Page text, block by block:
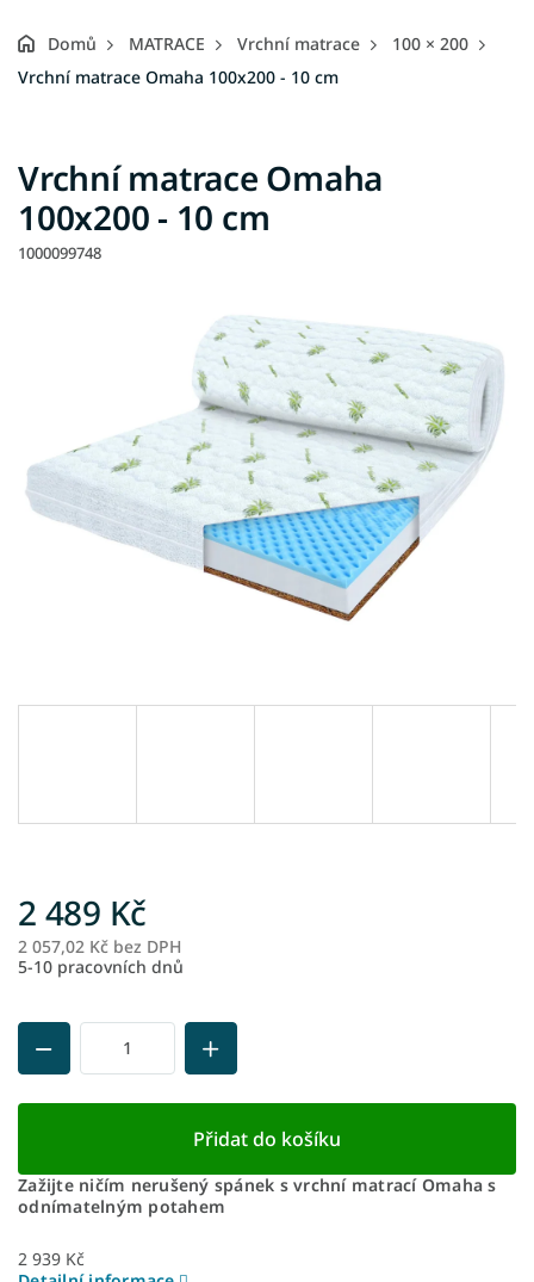
Domů MATRACE Vrchní matrace
100 × 200
Vrchní matrace Omaha 100x200 - 10 cm
Vrchní matrace Omaha
100x200 - 10 cm
1000099748
2 489 Kč
2 057,02 Kč bez DPH
5-10 pracovních dnů
Přidat do košíku
Zažijte ničím nerušený spánek s vrchní matrací Omaha s
odnímatelným potahem
2 939 Kč